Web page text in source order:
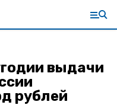
выдачи
рублей